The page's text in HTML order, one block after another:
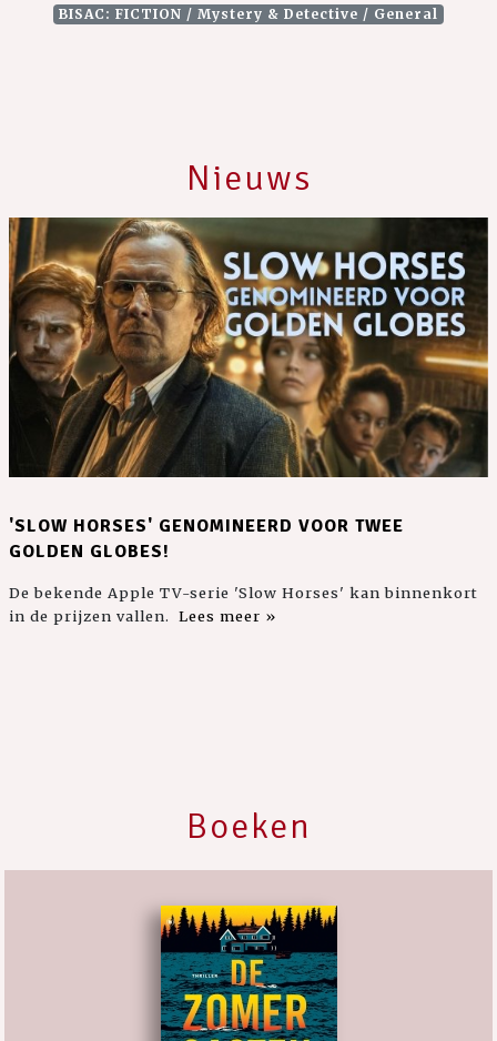
BISAC: FICTION / Mystery & Detective / General
Nieuws
'SLOW HORSES' GENOMINEERD VOOR TWEE
GOLDEN GLOBES!
De bekende Apple TV-serie 'Slow Horses' kan binnenkort
in de prijzen vallen. Lees meer »
Boeken